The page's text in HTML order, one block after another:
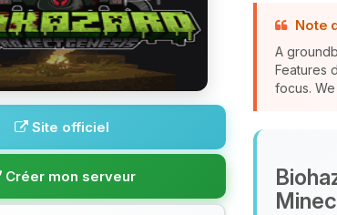
Site officiel
Créer mon serveur
Note
A
Features
focus.